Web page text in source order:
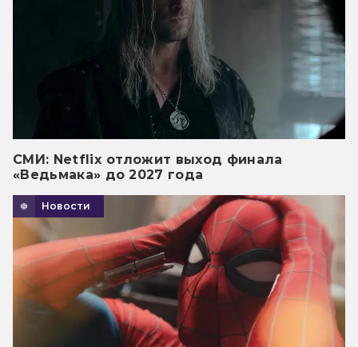
СМИ: Netflix отложит выход финала
«Ведьмака» до 2027 года
Новости